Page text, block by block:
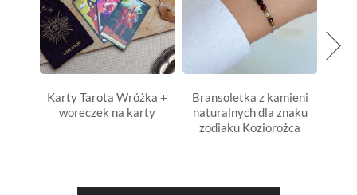
Karty Tarota Wróżka +
woreczek na karty
Bransoletka z kamieni
naturalnych dla znaku
zodiaku Koziorożca